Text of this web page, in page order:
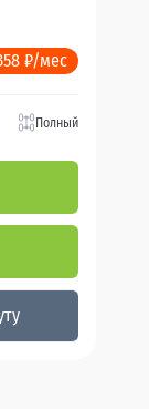
₽/мес
Полный